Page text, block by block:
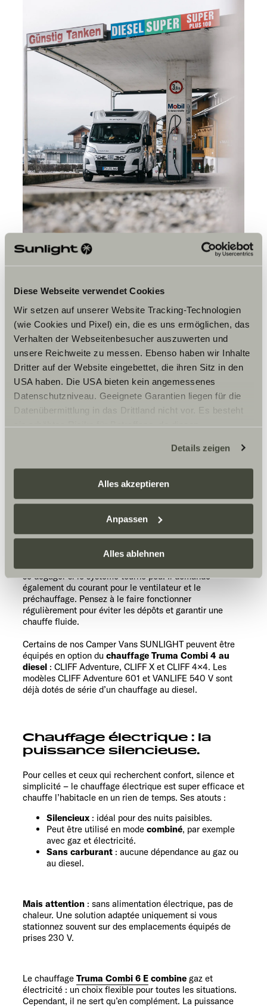
Diese Webseite verwendet Cookies
Wir setzen auf unserer Website Tracking-Technologien
(wie Cookies und Pixel) ein, die es uns ermöglichen, das
Verhalten der Webseitenbesucher auszuwerten und
unsere Reichweite zu messen. Ebenso haben wir Inhalte
Dritter auf der Website eingebettet, die ihren Sitz in den
USA haben. Die USA bieten kein angemessenes
Datenschutzniveau. Geeignete Garantien liegen für die
Datenübermittlung in das Drittland nicht vor. Es besteht
ein erhöhtes Risiko für Betroffene, da diesen
zustehen. Eingesetzte Dienstleister können Daten für
eigene Zwecke verarbeiten und mit anderen Daten
zusammenführen. Weitere Informationen finden Sie hier:
Datenschutzerklärung
einzelne Cookies/Dienste in den Einstellungen aus,
erteilen Sie uns Ihre Einwilligung zur Verarbeitung Ihrer
Daten zu den genannten Zwecken. Die Einwilligung ist
freiwillig, für den Besuch der Website nicht erforderlich
und kann jederzeit über die Einstellungen widerrufen
werden. Klicken Sie auf Ablehnen, werden nur die
notwendigen Cookies auf der Webseite gesetzt, die für
den störungsfreien Betrieb der Webseite und die
Ermöglichung der Seitennavigation erforderlich sind.
Details zeigen
Alles akzeptieren
Anpassen
Alles ablehnen
Chauffage au diesel : la
chaleur issue du réservoir à
carburant.
La solution idéale pour celles et ceux qui veulent rester
autonomes et éviter de transporter des bouteilles de gaz.
consommant modérément.
Disponibilité: le diesel est accessible partout,
: pas de bouteille à stocker.
: l’investissement initial est plus élevé, le
se dégager si le système tourne peu. Il demande
également du courant pour le ventilateur et le
préchauffage. Pensez à le faire fonctionner
régulièrement pour éviter les dépôts et garantir une
chauffe fluide.
Certains de nos Camper Vans SUNLIGHT peuvent être
équipés en option du chauffage Truma Combi 4 au
diesel : CLIFF Adventure, CLIFF X et CLIFF 4×4. Les
modèles CLIFF Adventure 601 et VANLIFE 540 V sont
déjà dotés de série d’un chauffage au diesel.
Chauffage électrique : la
puissance silencieuse.
Pour celles et ceux qui recherchent confort, silence et
simplicité – le chauffage électrique est super efficace et
chauffe l’habitacle en un rien de temps. Ses atouts :
Silencieux : idéal pour des nuits paisibles.
Peut être utilisé en mode combiné, par exemple
avec gaz et électricité.
Sans carburant : aucune dépendance au gaz ou
au diesel.
Mais attention : sans alimentation électrique, pas de
chaleur. Une solution adaptée uniquement si vous
stationnez souvent sur des emplacements équipés de
prises 230 V.
Le chauffage Truma Combi 6 E combine gaz et
électricité : un choix flexible pour toutes les situations.
Cependant, il ne sert qu’en complément. La puissance